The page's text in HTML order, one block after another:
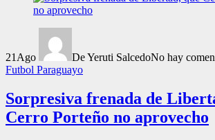
21 Ago De Yeruti SalcedoNo hay
Futbol Paraguayo
Sorpresiva frenada de
Cerro Porteño no aprovecho